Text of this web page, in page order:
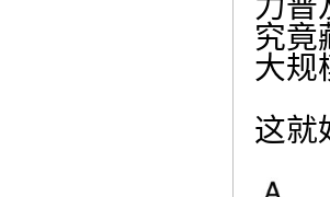
力普
究竟
大规
这就